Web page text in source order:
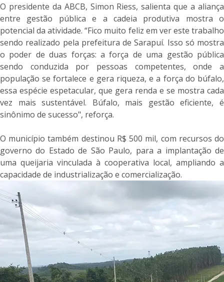
O presidente da ABCB, Simon Riess, salienta que a aliança
entre gestão pública e a cadeia produtiva mostra o
potencial da atividade. “Fico muito feliz em ver este trabalho
sendo realizado pela prefeitura de Sarapuí. Isso só mostra
o poder de duas forças: a força de uma gestão pública
sendo conduzida por pessoas competentes, onde a
população se fortalece e gera riqueza, e a força do búfalo,
essa espécie espetacular, que gera renda e se mostra cada
vez mais sustentável. Búfalo, mais gestão eficiente, é
sinônimo de sucesso", reforça.
O município também destinou R$ 500 mil, com recursos do
governo do Estado de São Paulo, para a implantação de
uma queijaria vinculada à cooperativa local, ampliando a
capacidade de industrialização e comercialização.